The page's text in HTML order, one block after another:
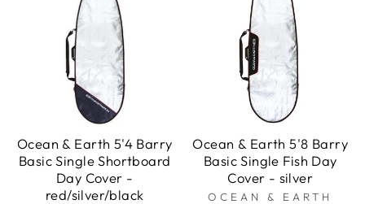
Ocean & Earth 5'4 Barry
Basic Single Shortboard
Day Cover -
red/silver/black
Ocean & Earth 5'8 Barry
Basic Single Fish Day
Cover - silver
OCEAN & EARTH